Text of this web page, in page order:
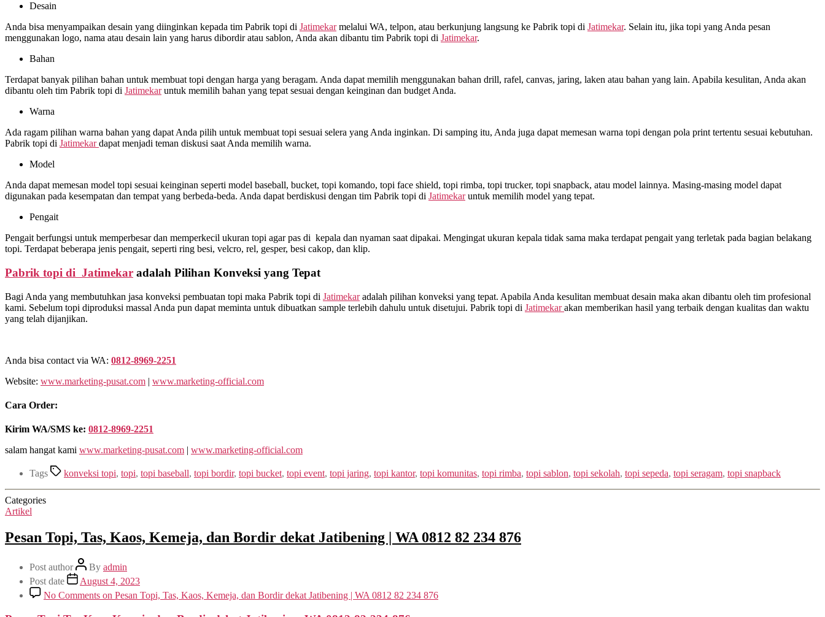
Desain
Anda bisa menyampaikan desain yang diinginkan kepada tim Pabrik topi di Jatimekarmelalui WA, telpon, atau berkunjung langsung ke Pabrik topi di Jatimekar. Selain itu, jika topi yang Anda pesan
menggunakan logo, nama atau desain lain yang harus dibordir atau sablon, Anda akan dibantu tim Pabrik topi di Jatimekar.
Bahan
Terdapat banyak pilihan bahan untuk membuat topi dengan harga yang beragam. Anda dapat memilih menggunakan bahan drill, rafel, canvas, jaring, laken atau bahan yang lain. Apabila kesulitan, Anda akan
dibantu oleh tim Pabrik topi di Jatimekaruntuk memilih bahan yang tepat sesuai dengan keinginan dan budget Anda.
Warna
Ada ragam pilihan warna bahan yang dapat Anda pilih untuk membuat topi sesuai selera yang Anda inginkan. Di samping itu, Anda juga dapat memesan warna topi dengan pola print tertentu sesuai kebutuhan.
Pabrik topi di Jatimekardapat menjadi teman diskusi saat Anda memilih warna.
Model
Anda dapat memesan model topi sesuai keinginan seperti model baseball, bucket, topi komando, topi face shield, topi rimba, topi trucker, topi snapback, atau model lainnya. Masing-masing model dapat
digunakan pada kesempatan dan tempat yang berbeda-beda. Anda dapat berdiskusi dengan tim Pabrik topi di Jatimekaruntuk memilih model yang tepat.
Pengait
Pengait berfungsi untuk memperbesar dan memperkecil ukuran topi agar pas di kepala dan nyaman saat dipakai. Mengingat ukuran kepala tidak sama maka terdapat pengait yang terletak pada bagian belakang
topi. Terdapat beberapa jenis pengait, seperti ring besi, velcro, rel, gesper, besi cakop, dan klip.
Pabrik topi di Jatimekar adalah Pilihan Konveksi yang Tepat
Bagi Anda yang membutuhkan jasa konveksi pembuatan topi maka Pabrik topi di Jatimekaradalah pilihan konveksi yang tepat. Apabila Anda kesulitan membuat desain maka akan dibantu oleh tim profesional
kami. Sebelum topi diproduksi massal Anda pun dapat meminta untuk dibuatkan sample terlebih dahulu untuk disetujui. Pabrik topi di Jatimekar akan memberikan hasil yang terbaik dengan kualitas dan waktu
yang telah dijanjikan.
Anda bisa contact via WA: 0812-8969-2251
Website: www.marketing-pusat.com | www.marketing-official.com
Cara Order:
Kirim WA/SMS ke: 0812-8969-2251
salam hangat kami www.marketing-pusat.com | www.marketing-official.com
Tags konveksi topi, topi, topi baseball, topi bordir, topi bucket, topi event, topi jaring, topi kantor, topi komunitas, topi rimba, topi sablon, topi sekolah, topi sepeda, topi seragam, topi snapback
Categories
Artikel
Pesan Topi, Tas, Kaos, Kemeja, dan Bordir dekat Jatibening | WA 0812 82 234 876
Post author By admin
Post date
August 4, 2023
No Comments on Pesan Topi, Tas, Kaos, Kemeja, dan Bordir dekat Jatibening | WA 0812 82 234 876